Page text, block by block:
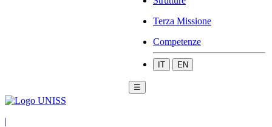
Terza Missione
Competenze
IT EN
☰
|